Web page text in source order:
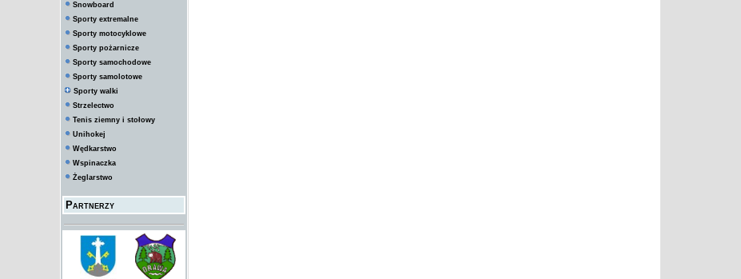
Snowboard
Sporty extremalne
Sporty motocyklowe
Sporty pożarnicze
Sporty samochodowe
Sporty samolotowe
Sporty walki
Strzelectwo
Tenis ziemny i stołowy
Unihokej
Wędkarstwo
Wspinaczka
Żeglarstwo
Partnerzy